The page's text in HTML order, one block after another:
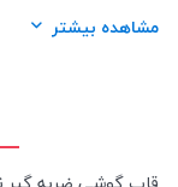
ساختار: TPU
مشاهده بیشتر